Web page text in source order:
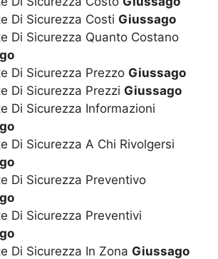
Di Sicurezza Costi Giussago
Di Sicurezza Quanto Costano
Di Sicurezza Prezzo Giussago
Di Sicurezza Prezzi Giussago
Di Sicurezza Informazioni
Di Sicurezza A Chi Rivolgersi
Di Sicurezza Preventivo
Di Sicurezza Preventivi
Di Sicurezza In Zona Giussago